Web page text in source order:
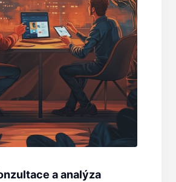
a analýza